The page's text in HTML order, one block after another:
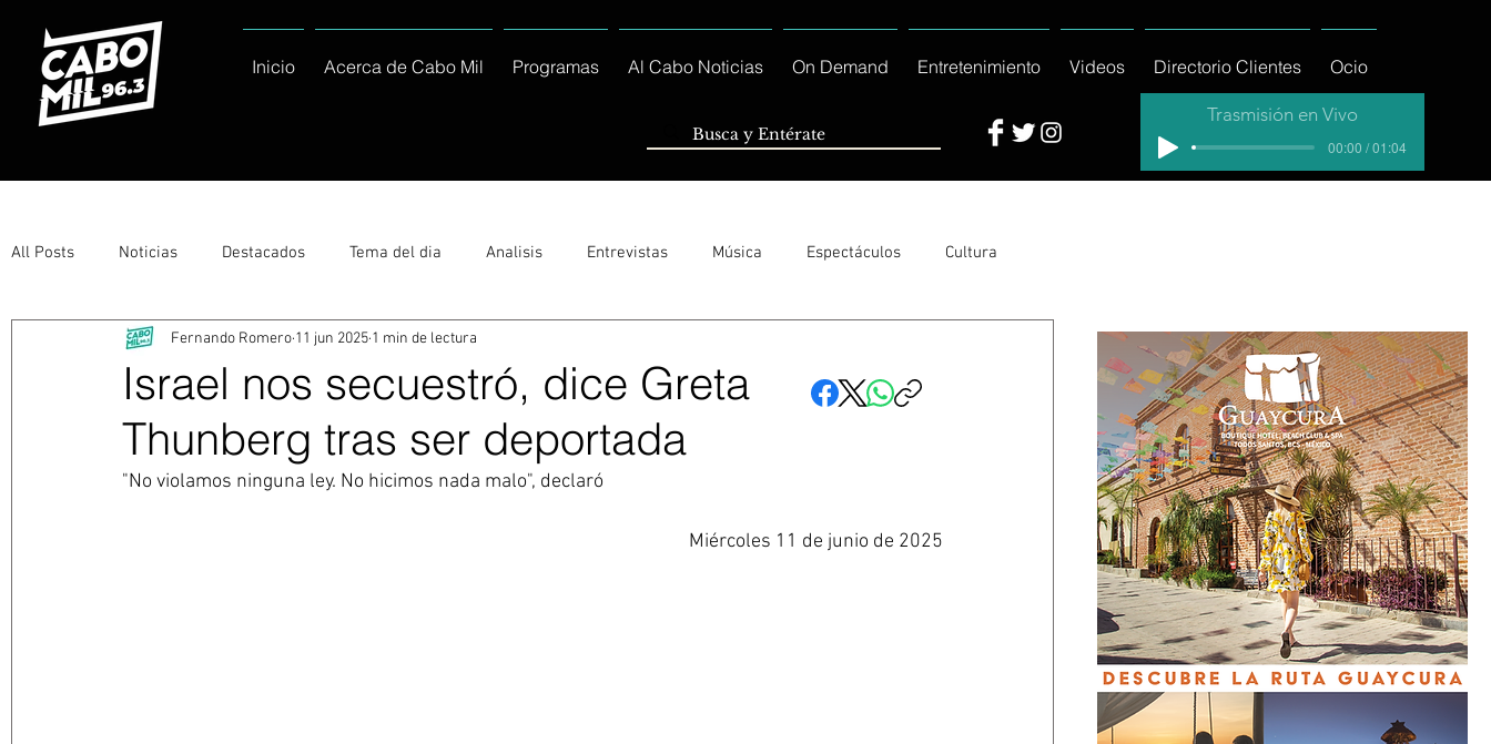
Inicio Acerca de Cabo Mil Programas Al Cabo Noticias On Demand Entretenimiento Videos Directorio Clientes Ocio
Trasmisión en Vivo
00:00 / 01:04
All Posts Noticias Destacados Tema del dia Analisis Entrevistas Música Espectáculos Cultura
Entérate Deportes La buena del día
Ayuntamiento de Los Cabos Informa Nacionales e Internacionales Columnas
Israel nos secuestró, dice Greta
Thunberg tras ser deportada
Fernando Romero 11 jun 2025 1 min de lectura
"No violamos ninguna ley. No hicimos nada malo", declaró
Miércoles 11 de junio de 2025